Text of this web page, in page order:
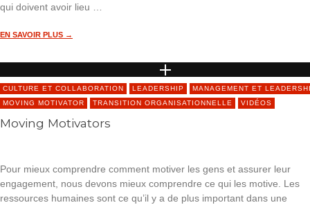
qui doivent avoir lieu …
EN SAVOIR PLUS →
CULTURE ET COLLABORATION LEADERSHIP
MANAGEMENT ET
MOVING MOTIVATOR
TRANSITION ORGANISATIONNELLE VIDÉOS
Moving Motivators
Pour mieux comprendre comment motiver les gens et assurer leur
engagement, nous devons mieux comprendre ce qui les motive. Les
ressources humaines sont ce qu’il y a de plus important dans une